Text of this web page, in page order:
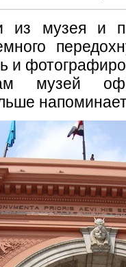
музея и
и
музей